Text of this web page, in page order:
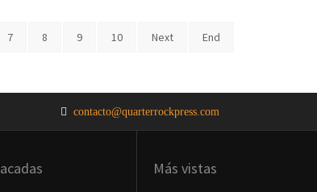
7 8 9 10 Next End
contacto@quarterrockpress.com
Más vistas